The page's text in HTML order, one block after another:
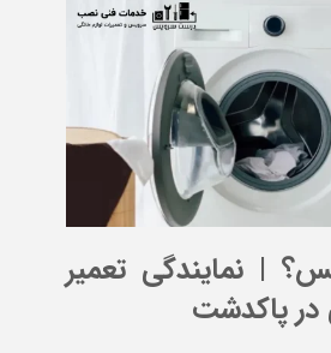
| نمایندگی تعمیر
پاکدشت